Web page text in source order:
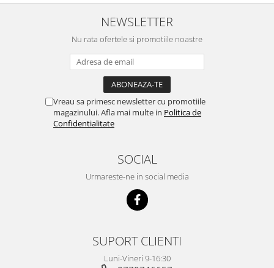
NEWSLETTER
Nu rata ofertele si promotiile noastre
Vreau sa primesc newsletter cu promotiile
magazinului. Afla mai multe in Politica de
Confidentialitate
SOCIAL
Urmareste-ne in social media
SUPORT CLIENTI
Luni-Vineri 9-16:30